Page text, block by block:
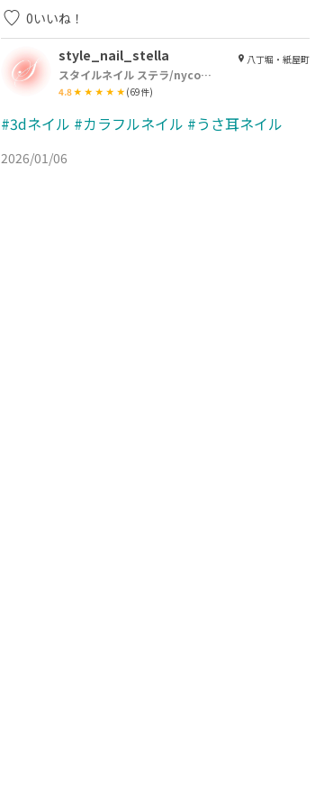
0いいね！
style_nail_stella
スタイルネイル ステラ/nycogel認定サロン
4.8 (69件)
八丁堀・紙屋町
#3dネイル #カラフルネイル #うさ耳ネイル
2026/01/06